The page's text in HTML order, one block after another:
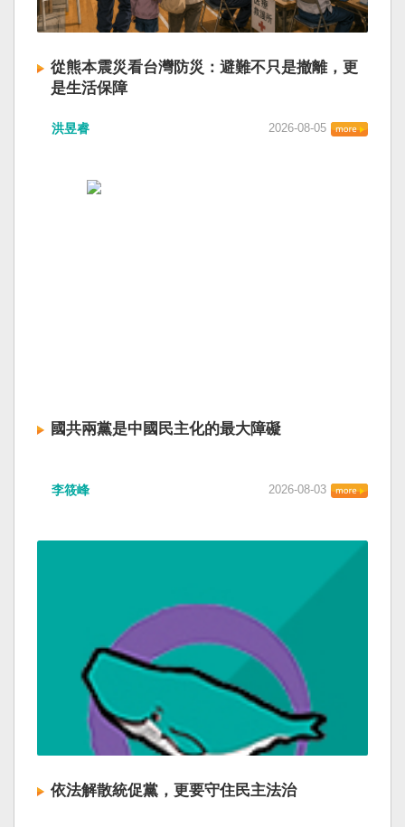
從熊本震災看台灣防災：避難不只是撤離，更
是生活保障
洪昱睿 2026-08-05
國共兩黨是中國民主化的最大障礙
李筱峰 2026-08-03
依法解散統促黨，更要守住民主法治